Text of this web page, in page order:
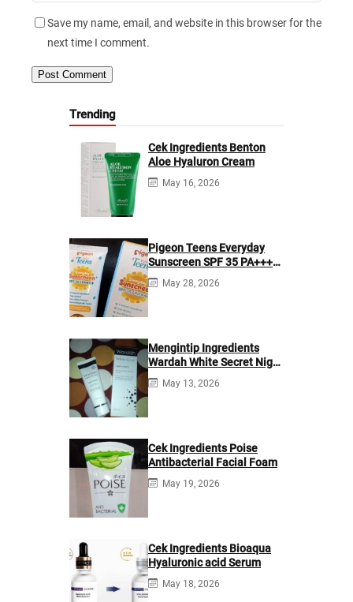
Save my name, email, and website in this browser for the
next time I comment.
Trending
Cek Ingredients Benton
Aloe Hyaluron Cream
May 16, 2026
Pigeon Teens Everyday
Sunscreen SPF 35 PA+++
Ingredients
May 28, 2026
Mengintip Ingredients
Wardah White Secret Night
Cream
May 13, 2026
Cek Ingredients Poise
Antibacterial Facial Foam
May 19, 2026
Cek Ingredients Bioaqua
Hyaluronic acid Serum
May 18, 2026